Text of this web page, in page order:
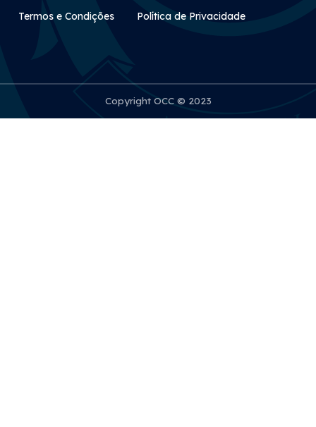
Rodapé Secundário
Termos e Condições Política de Privacidade
Copyright OCC © 2023